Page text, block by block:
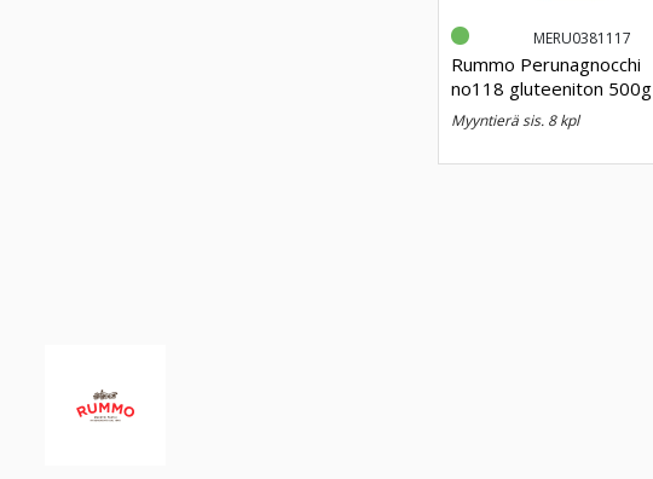
MERU0381117
Rummo Perunagnocchi
no118 gluteeniton 500g
myyntierä sis. 8 kpl